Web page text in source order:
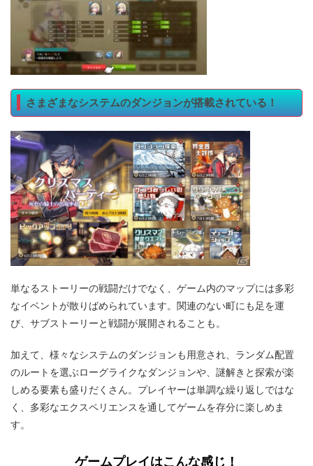
さまざまなシステムのダンジョンが搭載されている！
単なるストーリーの戦闘だけでなく、ゲーム内のマップには多彩
なイベントが散りばめられています。関連のない町にも足を運
び、サブストーリーと戦闘が展開されることも。
加えて、様々なシステムのダンジョンも用意され、ランダム配置
のルートを選ぶローグライクなダンジョンや、謎解きと探索が楽
しめる要素も盛りだくさん。プレイヤーは単調な繰り返しではな
く、多彩なエクスペリエンスを通してゲームを存分に楽しめま
す。
ゲームプレイはこんな感じ！